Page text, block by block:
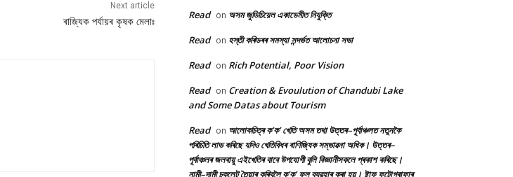
Next article
ৰাজ্যিক পৰ্যায়ৰ কৃষক মেলাঃ
Read on অসম জুডিচিয়েল একাডেমীত নিযুক্তি
Read on হস্তী কৰিডৰৰ সমস্যা সন্দৰ্ভত আলোচনা সভা
Read on Rich Potential, Poor Vision
Read on Creation & Evoulution of Chandubi Lake
and Some Datas about Tourism
Read on আলোকচিত্ৰ ক’ক’ খেতি অসম তথা উত্তৰ–পূৰ্বাঞ্চলত নতুনকৈ
পৰিচিতি লাভ কৰিছে যদিও খেতিবিধৰ বাণিজ্যিক সম্ভাৱনা অধিক। উত্তৰ–
পূৰ্বাঞ্চলৰ জলবায়ু এইখেতিৰ বাবে উপযোগী বুলি বিজ্ঞানীসকলে প্ৰকাশ কৰিছে।
নামী–দামী চকলেট তৈয়াৰ কৰিবলৈ ক’ক’ ফল ব্যৱহাৰ কৰা হয়। ষ্টাফ ফটোগ্ৰাফাৰ